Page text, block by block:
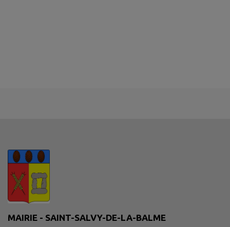
MAIRIE - SAINT-SALVY-DE-LA-BALME